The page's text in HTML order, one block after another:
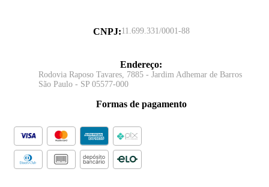
CNPJ:11.699.331/0001-88
Endereço:
Rodovia Raposo Tavares, 7885 - Jardim Adhemar de Barros
São Paulo - SP 05577-000
Formas de pagamento